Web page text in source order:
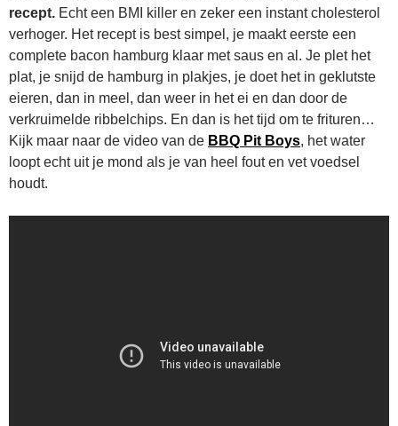
recept. Echt een BMI killer en zeker een instant cholesterol
verhoger. Het recept is best simpel, je maakt eerste een
complete bacon hamburg klaar met saus en al. Je plet het
plat, je snijd de hamburg in plakjes, je doet het in geklutste
eieren, dan in meel, dan weer in het ei en dan door de
verkruimelde ribbelchips. En dan is het tijd om te frituren…
Kijk maar naar de video van de BBQ Pit Boys, het water
loopt echt uit je mond als je van heel fout en vet voedsel
houdt.